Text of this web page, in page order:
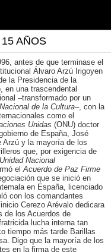
AÑOS
antes de que terminase el
Álvaro Arzú Irigoyen
la Presidencia de la
en una trascendental
–transformado por un
de la Cultura–, con la
como el
Unidas (ONU) doctor
de España, José
Arzú y la mayoría de los
que, por exigencia de
Unidad Nacional
elAcuerdo de Paz Firme
que se inició en
en España, licenciado
con los comandantes
Cerezo Arévalo dedicara
de los Acuerdos de
lucha interna tan
tiempo más tarde Barillas
Digo que la mayoría de los
en la firma de este